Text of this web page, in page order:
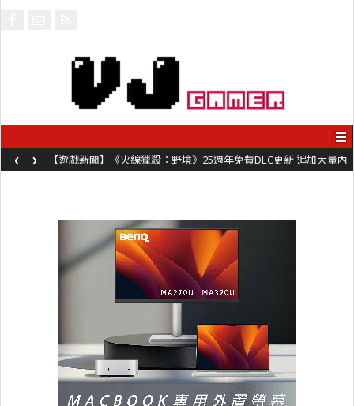
【遊戲新聞】《火線獵殺：野境》25週年免費DLC更新 追加大量內
容同時系舊作限時超平價折扣
‹ ›